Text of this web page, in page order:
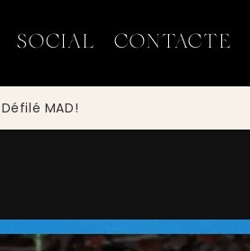
SOCIAL CONTACTE
MAD!